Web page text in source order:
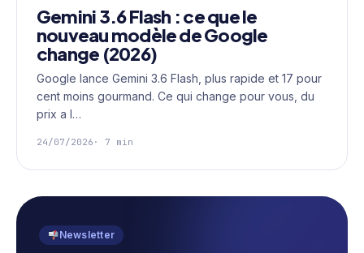
Gemini 3.6 Flash : ce que le
nouveau modèle de Google
change (2026)
Google lance Gemini 3.6 Flash, plus rapide et 17 pour
cent moins gourmand. Ce qui change pour vous, du
prix a l…
24/07/2026 · 7 min
Newsletter